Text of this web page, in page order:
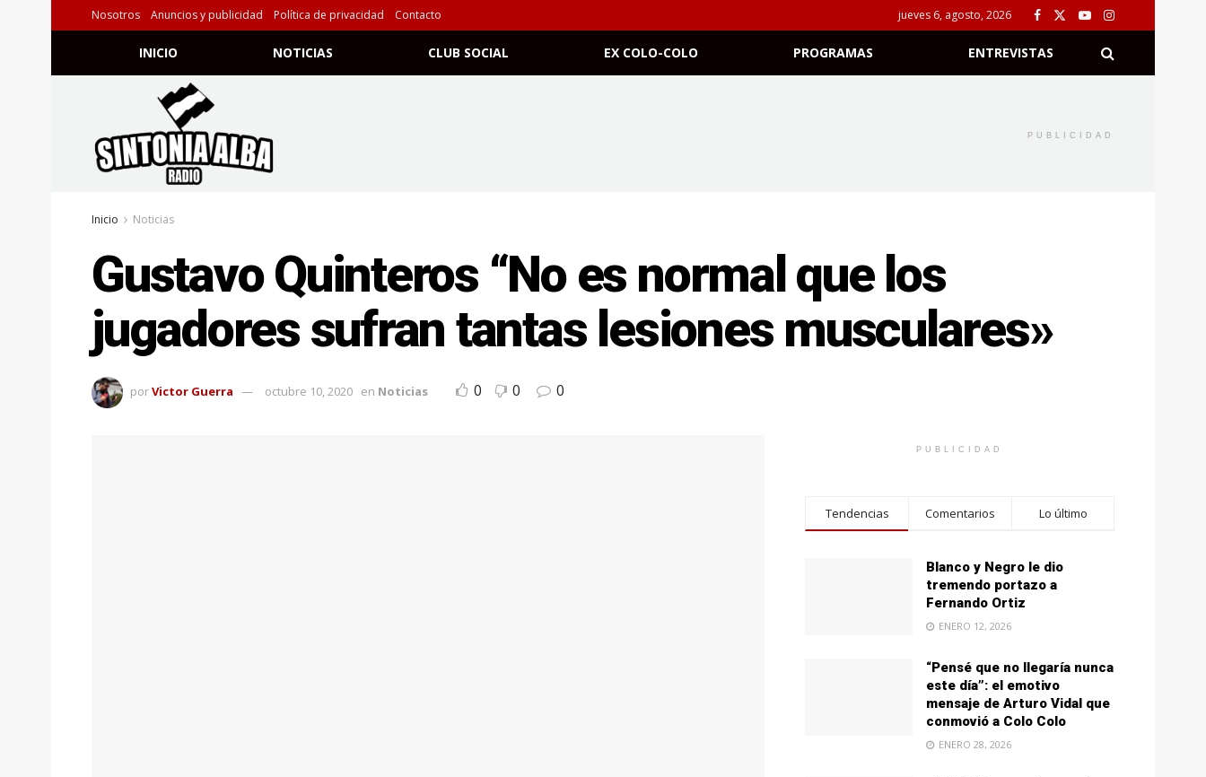
Nosotros Anuncios y publicidad Política de privacidad Contacto jueves 6, agosto, 2026
INICIO NOTICIAS CLUB SOCIAL EX COLO-COLO PROGRAMAS ENTREVISTAS
PUBLICIDAD
Inicio Noticias
Gustavo Quinteros “No es normal que los
jugadores sufran tantas lesiones musculares»
porVictor Guerra octubre 10, 2020 en Noticias 0 0 0
PUBLICIDAD
Tendencias Comentarios Lo último
Blanco y Negro le dio
tremendo portazo a
Fernando Ortiz
ENERO 12, 2026
“Pensé que no llegaría nunca
este día”: el emotivo
mensaje de Arturo Vidal que
conmovió a Colo Colo
ENERO 28, 2026